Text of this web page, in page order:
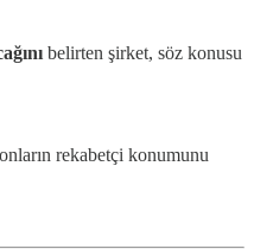
belirten şirket, söz konusu
rekabetçi konumunu